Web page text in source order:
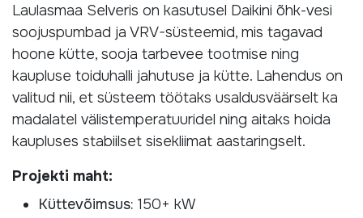
Laulasmaa Selveris on kasutusel Daikini õhk-vesi
soojuspumbad ja VRV-süsteemid, mis tagavad
hoone kütte, sooja tarbevee tootmise ning
kaupluse toiduhalli jahutuse ja kütte. Lahendus on
valitud nii, et süsteem töötaks usaldusväärselt ka
madalatel välistemperatuuridel ning aitaks hoida
kaupluses stabiilset sisekliimat aastaringselt.
Projekti maht:
Küttevõimsus: 150+ kW